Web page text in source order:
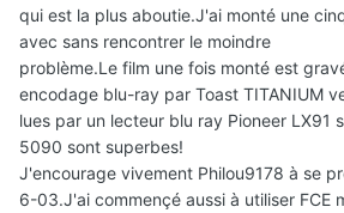
qui est la plus aboutie.J'ai monté une
avec sans rencontrer le moindre
problème.Le film une fois monté est
encodage blu-ray par Toast TITANIUM
lues par un lecteur blu ray Pioneer LX91
5090 sont superbes!
J'encourage vivement Philou9178 à se
6-03.J'ai commençé aussi à utiliser FCE